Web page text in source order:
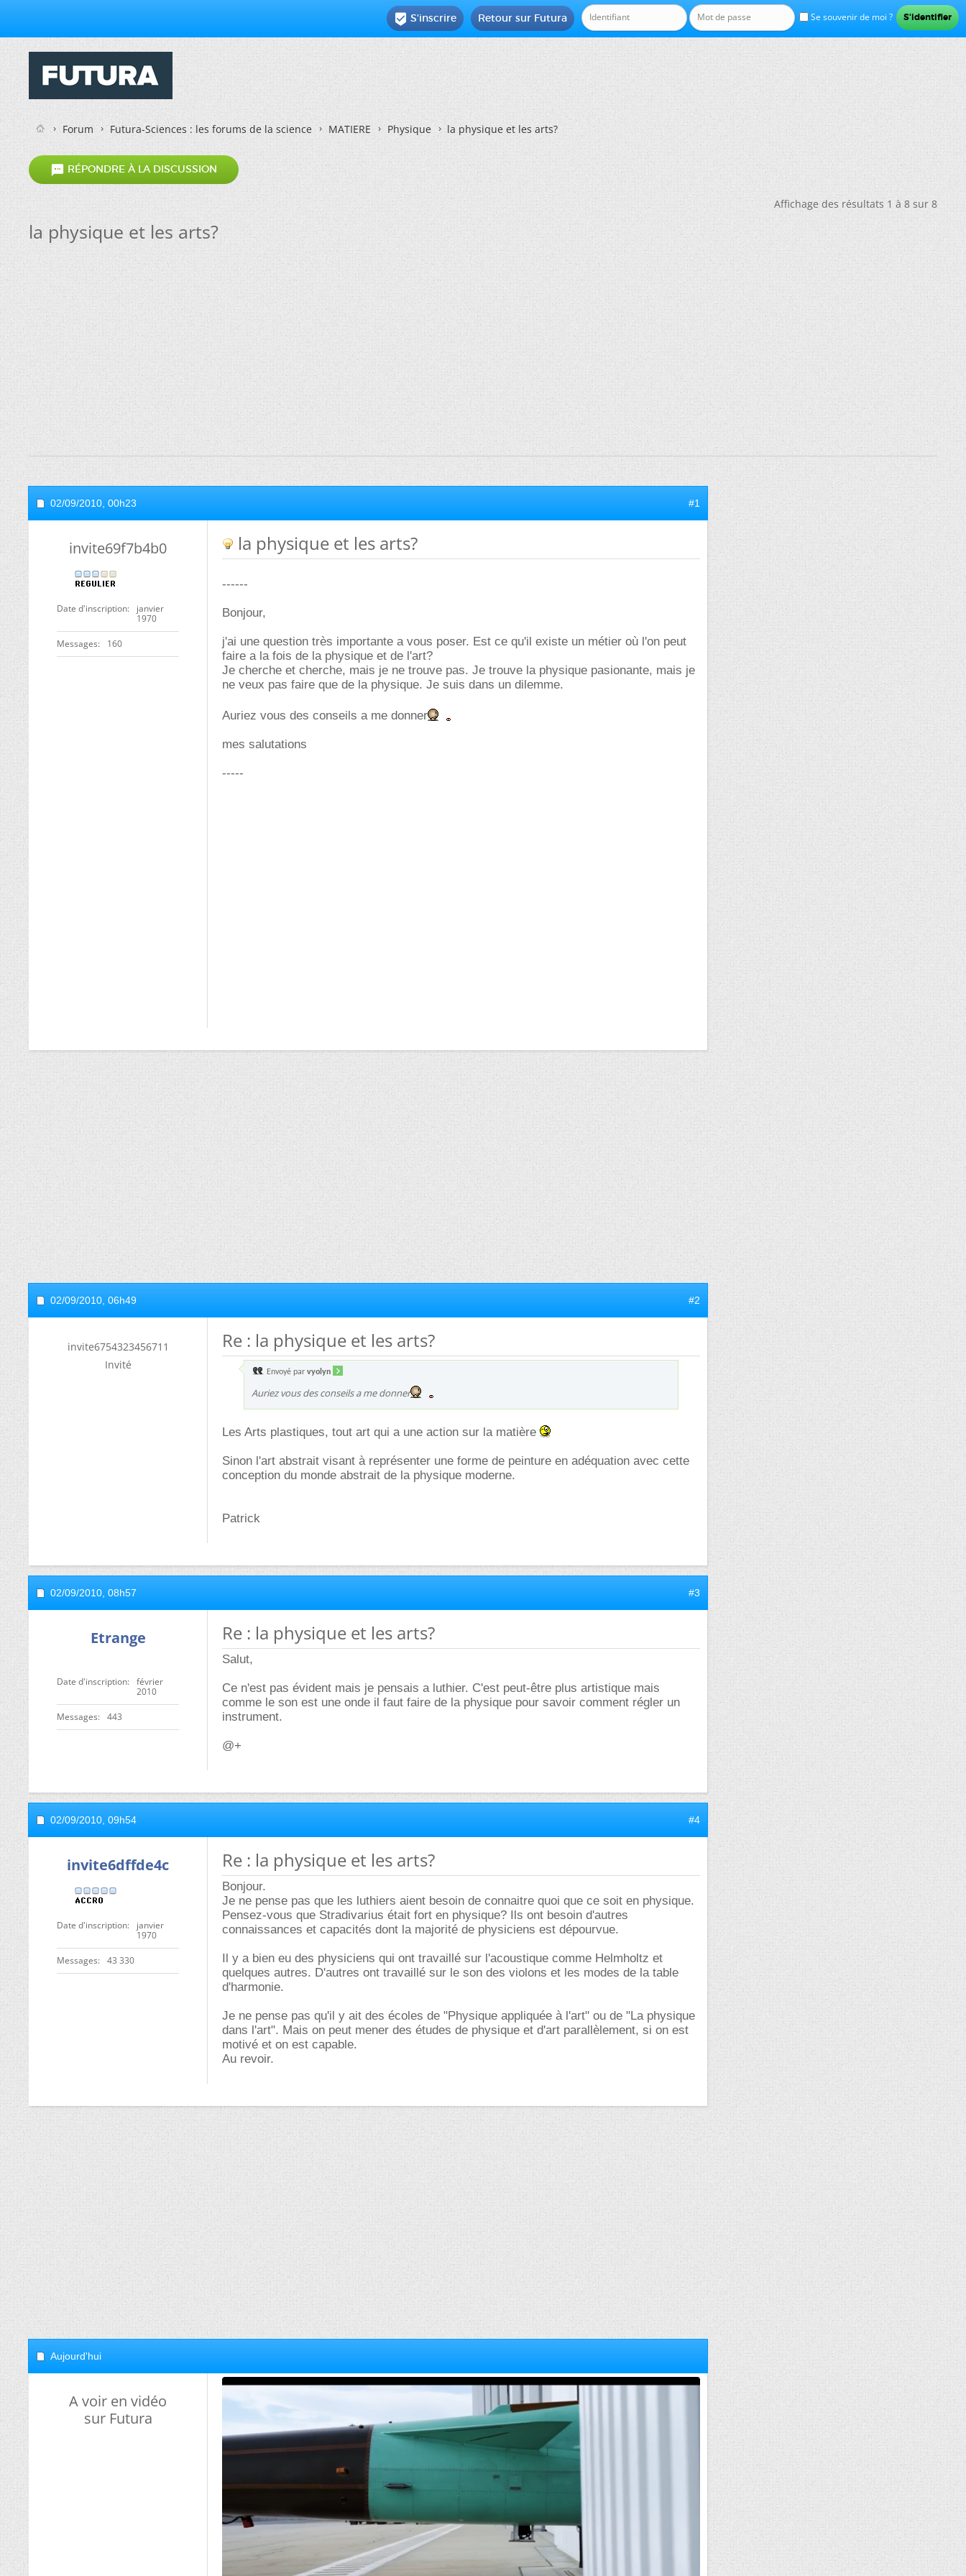
Se souvenir de moi ?
Retour sur Futura
 S'inscrire
Forum Futura-Sciences : les forums de la science MATIERE Physique la physique et les arts?
 RÉPONDRE À LA DISCUSSION
Affichage des résultats 1 à 8 sur 8
la physique et les arts?
02/09/2010, 00h23 #1
invite69f7b4b0
Date d'inscription
janvier
1970
Messages 160
la physique et les arts?
------
Bonjour,
j'ai une question très importante a vous poser. Est ce qu'il existe un métier où l'on peut
faire a la fois de la physique et de l'art?
Je cherche et cherche, mais je ne trouve pas. Je trouve la physique pasionante, mais je
ne veux pas faire que de la physique. Je suis dans un dilemme.
Auriez vous des conseils a me donner
mes salutations
-----
02/09/2010, 06h49 #2
invite6754323456711
Invité
Re : la physique et les arts?
Envoyé par vyolyn
Auriez vous des conseils a me donner
Les Arts plastiques, tout art qui a une action sur la matière
Sinon l'art abstrait visant à représenter une forme de peinture en adéquation avec cette
conception du monde abstrait de la physique moderne.
Patrick
02/09/2010, 08h57 #3
Etrange
Date d'inscription
février
2010
Messages 443
Re : la physique et les arts?
Salut,
Ce n'est pas évident mais je pensais a luthier. C'est peut-être plus artistique mais
comme le son est une onde il faut faire de la physique pour savoir comment régler un
instrument.
@+
02/09/2010, 09h54 #4
invite6dffde4c
Date d'inscription
janvier
1970
Messages 43 330
Re : la physique et les arts?
Bonjour.
Je ne pense pas que les luthiers aient besoin de connaitre quoi que ce soit en physique.
Pensez-vous que Stradivarius était fort en physique? Ils ont besoin d'autres
connaissances et capacités dont la majorité de physiciens est dépourvue.
Il y a bien eu des physiciens qui ont travaillé sur l'acoustique comme Helmholtz et
quelques autres. D'autres ont travaillé sur le son des violons et les modes de la table
d'harmonie.
Je ne pense pas qu'il y ait des écoles de "Physique appliquée à l'art" ou de "La physique
dans l'art". Mais on peut mener des études de physique et d'art parallèlement, si on est
motivé et on est capable.
Au revoir.
Aujourd'hui
A voir en vidéo
sur Futura